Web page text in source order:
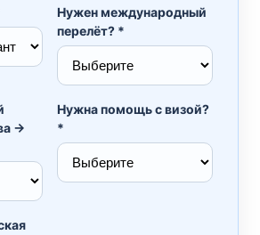
Нужен международный
перелёт? *
→
Нужна помощь с визой?
*